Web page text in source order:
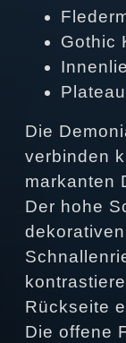
Gothic
Die
verbinden
markanten
Der hohe
Rückseite
Die offene